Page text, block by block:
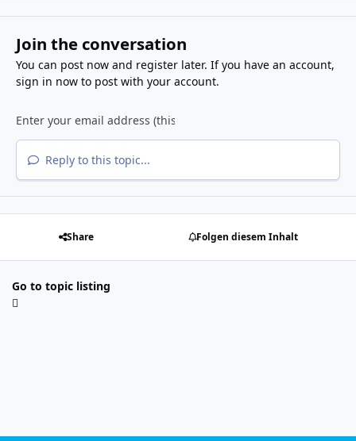
Join the conversation
You can post now and register later. If you have an account,
sign in nowto post with your account.
Reply to this topic...
Share Folgen diesem Inhalt
Go to topic listing